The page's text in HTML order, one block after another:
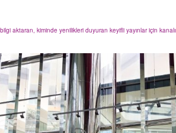
aktaran, kiminde yenilikleri duyuran keyifli yayınlar için